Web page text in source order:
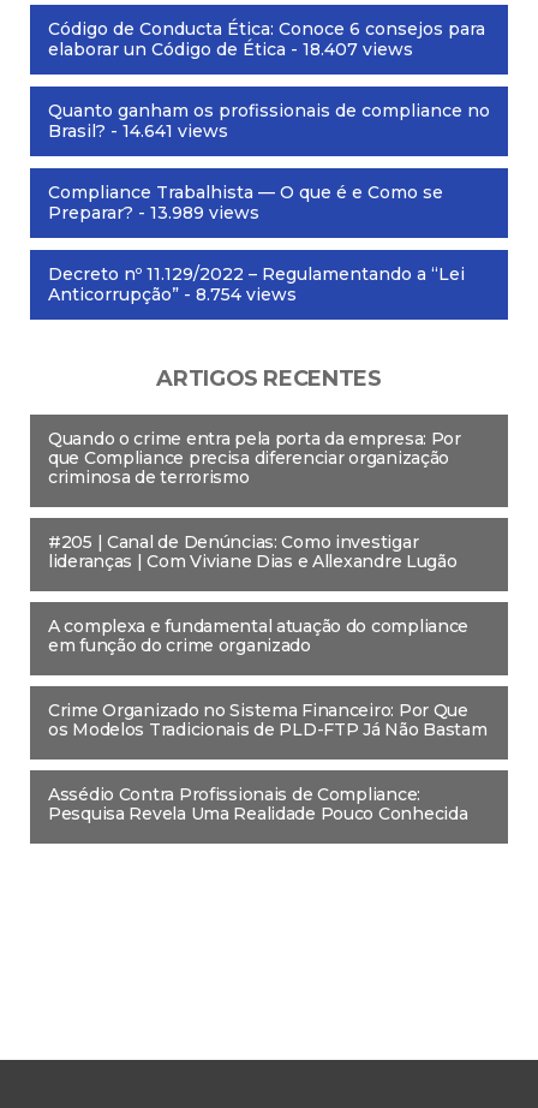
Código de Conducta Ética: Conoce 6 consejos para
elaborar un Código de Ética - 18.407 views
Quanto ganham os profissionais de compliance no
Brasil? - 14.641 views
Compliance Trabalhista — O que é e Como se
Preparar? - 13.989 views
Decreto nº 11.129/2022 – Regulamentando a “Lei
Anticorrupção” - 8.754 views
ARTIGOS RECENTES
Quando o crime entra pela porta da empresa: Por
que Compliance precisa diferenciar organização
criminosa de terrorismo
#205 | Canal de Denúncias: Como investigar
lideranças | Com Viviane Dias e Allexandre Lugão
A complexa e fundamental atuação do compliance
em função do crime organizado
Crime Organizado no Sistema Financeiro: Por Que
os Modelos Tradicionais de PLD-FTP Já Não Bastam
Assédio Contra Profissionais de Compliance:
Pesquisa Revela Uma Realidade Pouco Conhecida